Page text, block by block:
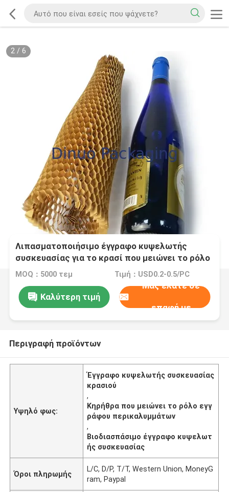
2/ 6
Λιπασματοποιήσιμο έγγραφο κυψελωτής
συσκευασίας για το κρασί που μειώνει το ρόλο
εγγράφου περικαλυμμάτων
MOQ：5000 τεμ Τιμή：USD0.2-0.5/PC
Καλύτερη τιμή
Μας ελάτε σε
επαφή με
Περιγραφή προϊόντων
Υψηλό φως:
Έγγραφο κυψελωτής συσκευασίας
κρασιού
,
Κηρήθρα που μειώνει το ρόλο εγγ
ράφου περικαλυμμάτων
,
Βιοδιασπάσιμο έγγραφο κυψελωτ
ής συσκευασίας
Όροι πληρωμής
L/C, D/P, T/T, Western Union, MoneyG
ram, Paypal